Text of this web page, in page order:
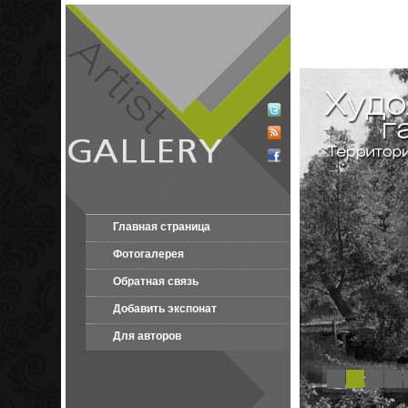
Главная страница
Фотогалерея
Обратная связь
Добавить экспонат
Для авторов